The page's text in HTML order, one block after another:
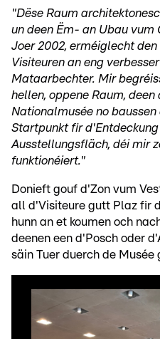
"Dëse Raum
un deen Ëm- an Ubau vum
Joer 2002, erméiglecht
Visiteuren an eng
Mataarbechter. Mir
hellen, oppene Raum,
Nationalmusée no
Startpunkt fir
Ausstellungsfläch, déi mir
funktionéiert."
Donieft gouf d'Zon vum
all d'Visiteure gutt Plaz fir
hunn an et koumen och
deenen een d'Posch oder
säin Tuer duerch de Musée